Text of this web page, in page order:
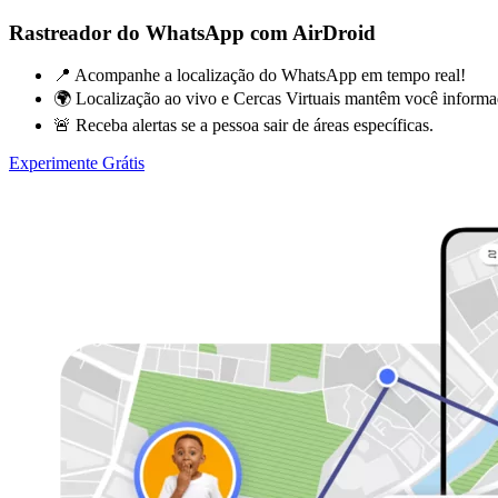
Rastreador do WhatsApp com AirDroid
📍 Acompanhe a localização do WhatsApp em tempo real!
🌍 Localização ao vivo e Cercas Virtuais mantêm você
🚨 Receba alertas se a pessoa sair de áreas específicas.
Experimente Grátis